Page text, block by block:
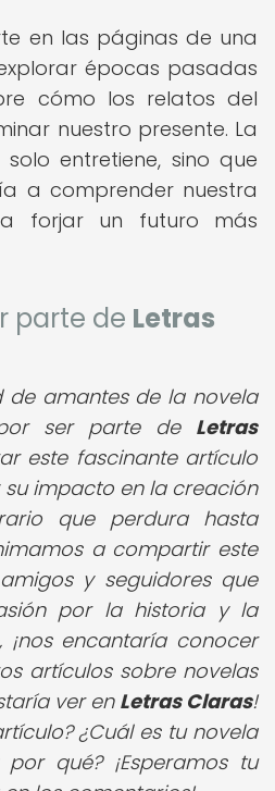
en las páginas de una
épocas pasadas
cómo los relatos del
nuestro presente. La
entretiene, sino que
a comprender nuestra
forjar un futuro más
parte de Letras
de amantes de la novela
ser parte de Letras
este fascinante artículo
su impacto en la creación
que perdura hasta
a compartir este
y seguidores que
por la historia y la
¡nos encantaría conocer
artículos sobre novelas
ver en Letras Claras!
¿Cuál es tu novela
qué? ¡Esperamos tu